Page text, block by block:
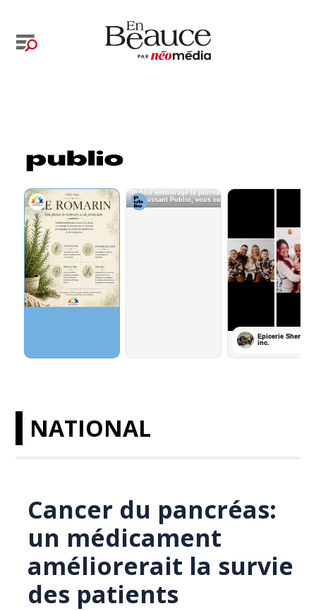
NATIONAL
Cancer du pancréas:
un médicament
améliorerait la survie
des patients